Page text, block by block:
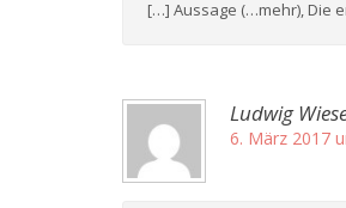
[…] Aussage (…mehr), Die
Ludwig
6. März 2017